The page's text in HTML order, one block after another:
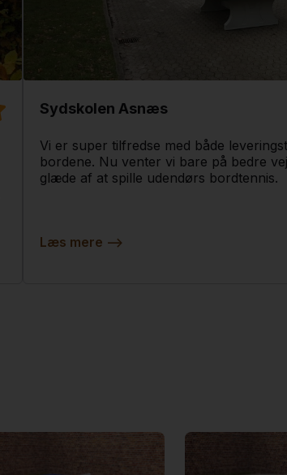
Sydskolen Asnæs
Vi er super tilfredse med både
bordene. Nu venter vi bare på bedre
glæde af at spille udendørs bordtennis.
Læs mere -->